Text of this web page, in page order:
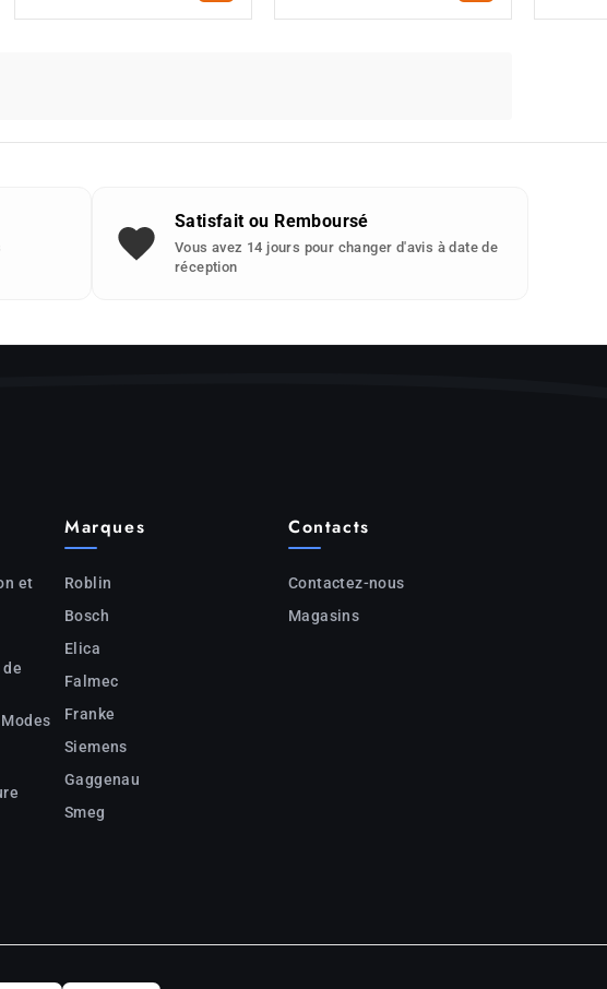
Satisfait ou Remboursé
Vous avez 14 jours pour changer d'avis à date de
réception
et
Marques
Roblin
Bosch
Elica
Falmec
Franke
Siemens
Gaggenau
Smeg
Contacts
Contactez-nous
Magasins